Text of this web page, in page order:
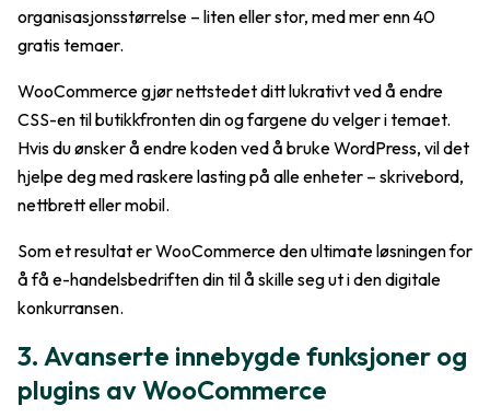
organisasjonsstørrelse – liten eller stor, med mer enn 40
gratis temaer.
WooCommerce gjør nettstedet ditt lukrativt ved å endre
CSS-en til butikkfronten din og fargene du velger i temaet.
Hvis du ønsker å endre koden ved å bruke WordPress, vil det
hjelpe deg med raskere lasting på alle enheter – skrivebord,
nettbrett eller mobil.
Som et resultat er WooCommerce den ultimate løsningen for
å få e-handelsbedriften din til å skille seg ut i den digitale
konkurransen.
3. Avanserte innebygde funksjoner og
plugins av WooCommerce